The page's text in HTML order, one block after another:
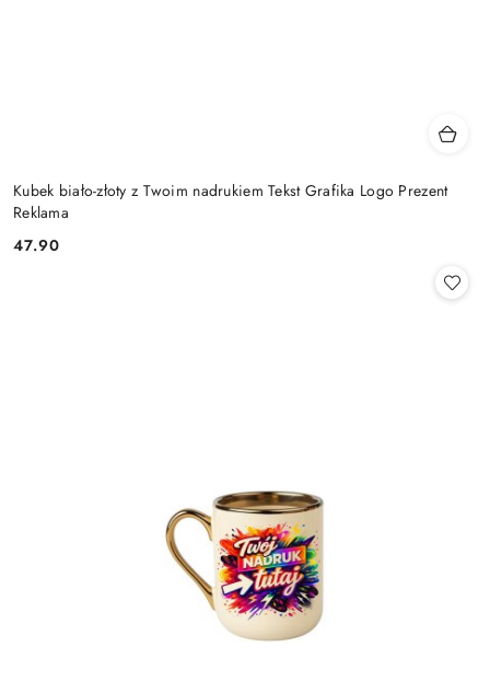
Kubek biało-złoty z Twoim nadrukiem Tekst Grafika Logo Prezent
Reklama
Cena:
47.90